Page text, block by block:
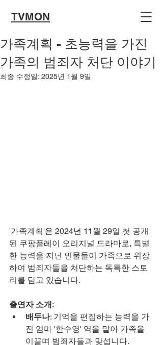
TVMON
가족계획 - 초능력을 가진
가족의 범죄자 처단 이야기
최종 수정일: 2025년 1월 9일
'가족계획'은 2024년 11월 29일 첫 공개
된 쿠팡플레이 오리지널 드라마로, 특별
한 능력을 지닌 인물들이 가족으로 위장
하여 범죄자들을 처단하는 독특한 스토
리를 담고 있습니다.
출연자 소개 :
배두나: 기억을 편집하는 능력을 가
진 엄마 '한수영' 역을 맡아 가족을
이끌며 범죄자들과 맞섭니다.